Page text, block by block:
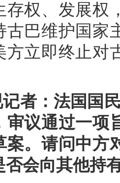
存权、发展权
古巴维护国家
方立即终止对
者：法国国
审议通过一项
案。请问中方
否会向其他持